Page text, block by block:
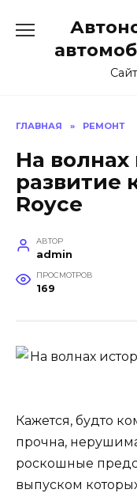
содержанию
ГЛАВНАЯ » РЕМОНТ
На волнах
развитие
Royce
АВТОР
admin
ПРОСМОТРОВ
169
Кажется, будто
прочна,
роскошные
выпуском